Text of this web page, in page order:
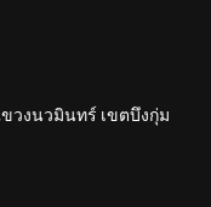
ขวงนวมินทร์ เขตบึงกุ่ม